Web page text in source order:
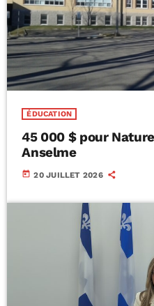
ÉDUCATION
45 000 $ pour
Anselme
today 20 JUILLET 2026